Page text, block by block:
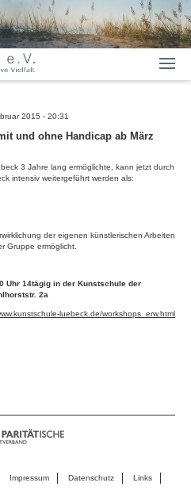
2015 - 20:31
und ohne Handicap ab März
3 Jahre lang ermöglichte, kann jetzt durch
intensiv weitergeführt werden als:
der eigenen künstlerischen Arbeiten
Gruppe ermöglicht.
Uhr 14tägig in der Kunstschule der
2a
luebeck.de/workshops_erw.html
Impressum Datenschutz Links